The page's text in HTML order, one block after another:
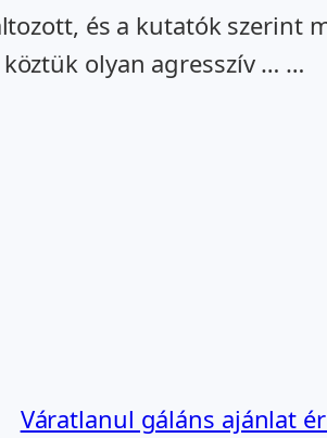
és a kutatók szerint
olyan agresszív … …
Váratlanul gáláns ajánlat